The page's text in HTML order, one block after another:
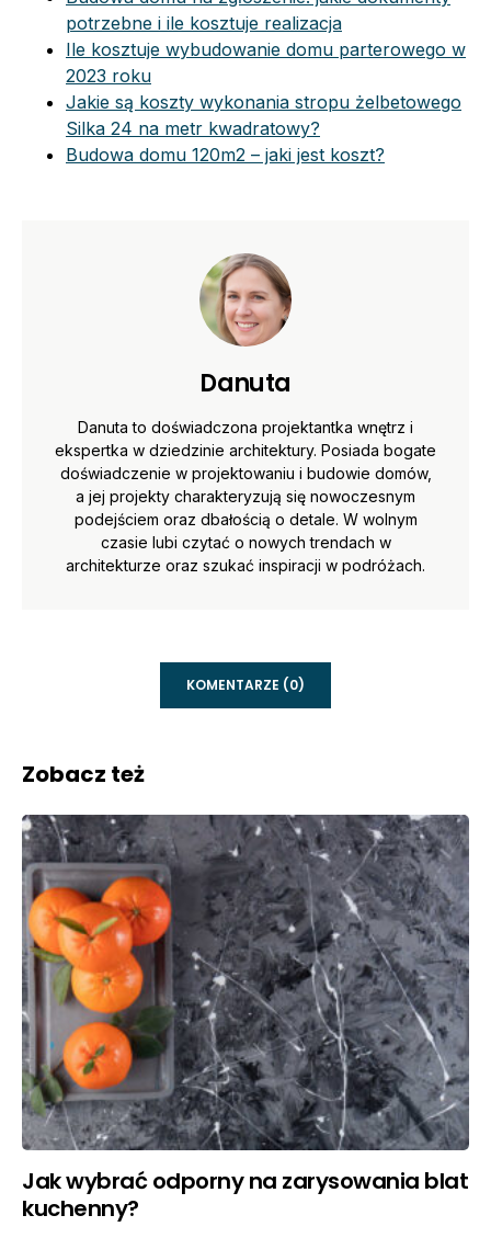
potrzebne i ile kosztuje realizacja
Ile kosztuje wybudowanie domu parterowego w
2023 roku
Jakie są koszty wykonania stropu żelbetowego
Silka 24 na metr kwadratowy?
Budowa domu 120m2 – jaki jest koszt?
Danuta
Danuta to doświadczona projektantka wnętrz i
ekspertka w dziedzinie architektury. Posiada bogate
doświadczenie w projektowaniu i budowie domów,
a jej projekty charakteryzują się nowoczesnym
podejściem oraz dbałością o detale. W wolnym
czasie lubi czytać o nowych trendach w
architekturze oraz szukać inspiracji w podróżach.
KOMENTARZE (0)
Zobacz też
Jak wybrać odporny na zarysowania blat
kuchenny?